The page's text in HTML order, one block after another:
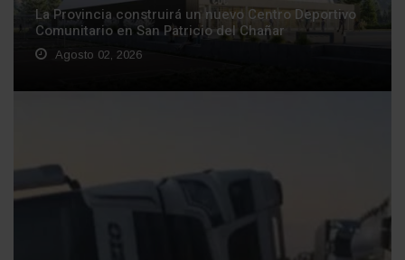
La Provincia construirá un nuevo Centro Deportivo
Comunitario en San Patricio del Chañar
Agosto 02, 2026